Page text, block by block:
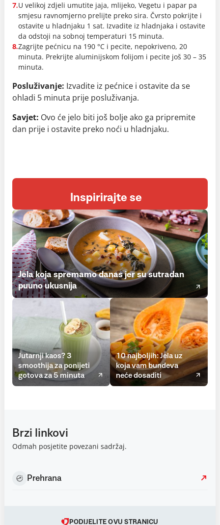
7.U velikoj zdjeli umutite jaja, mlijeko, Vegetu i papar pa
smjesu ravnomjerno prelijte preko sira. Čvrsto pokrijte i
ostavite u hladnjaku 1 sat. Izvadite iz hladnjaka i ostavite
da odstoji na sobnoj temperaturi 15 minuta.
8.Zagrijte pećnicu na 190 °C i pecite, nepokriveno, 20
minuta. Prekrijte aluminijskom folijom i pecite još 30 – 35
minuta.
Posluživanje: Izvadite iz pećnice i ostavite da se
ohladi 5 minuta prije posluživanja.
Savjet: Ovo će jelo biti još bolje ako ga pripremite
dan prije i ostavite preko noći u hladnjaku.
Inspirirajte se
Jela koja spremamo danas jer su sutradan
puuno ukusnija
Jutarnji kaos? 3
smoothija za ponijeti
gotova za 5 minuta
10 najboljih: Jela uz
koja vam bundeva
neće dosaditi
Brzi linkovi
Odmah posjetite povezani sadržaj.
Prehrana
PODIJELITE OVU STRANICU